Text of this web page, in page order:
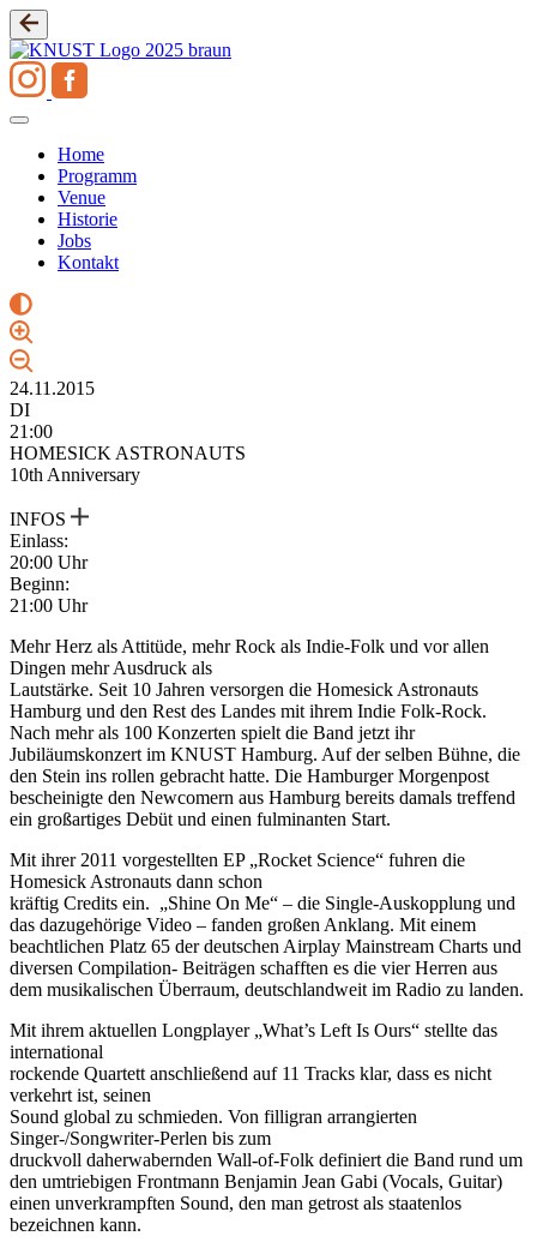
Zum
Inhalt
springen
Home
Programm
Venue
Historie
Jobs
Kontakt
24.11.2015
DI
21:00
HOMESICK ASTRONAUTS
10th Anniversary
INFOS
Einlass:
20:00 Uhr
Beginn:
21:00 Uhr
Mehr Herz als Attitüde, mehr Rock als Indie-Folk und vor allen
Dingen mehr Ausdruck als
Lautstärke. Seit 10 Jahren versorgen die Homesick Astronauts
Hamburg und den Rest des Landes mit ihrem Indie Folk-Rock.
Nach mehr als 100 Konzerten spielt die Band jetzt ihr
Jubiläumskonzert im KNUST Hamburg. Auf der selben Bühne, die
den Stein ins rollen gebracht hatte. Die Hamburger Morgenpost
bescheinigte den Newcomern aus Hamburg bereits damals treffend
ein großartiges Debüt und einen fulminanten Start.
Mit ihrer 2011 vorgestellten EP „Rocket Science“ fuhren die
Homesick Astronauts dann schon
kräftig Credits ein. „Shine On Me“ – die Single-Auskopplung und
das dazugehörige Video – fanden großen Anklang. Mit einem
beachtlichen Platz 65 der deutschen Airplay Mainstream Charts und
diversen Compilation- Beiträgen schafften es die vier Herren aus
dem musikalischen Überraum, deutschlandweit im Radio zu landen.
Mit ihrem aktuellen Longplayer „What’s Left Is Ours“ stellte das
international
rockende Quartett anschließend auf 11 Tracks klar, dass es nicht
verkehrt ist, seinen
Sound global zu schmieden. Von filligran arrangierten
Singer-/Songwriter-Perlen bis zum
druckvoll daherwabernden Wall-of-Folk definiert die Band rund um
den umtriebigen Frontmann Benjamin Jean Gabi (Vocals, Guitar)
einen unverkrampften Sound, den man getrost als staatenlos
bezeichnen kann.